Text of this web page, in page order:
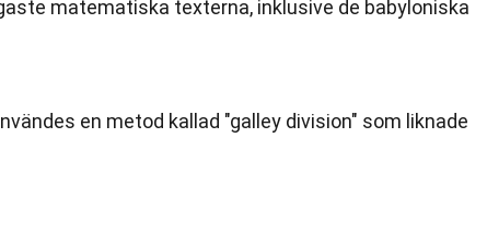
matematiska texterna, inklusive de babyloniska
en metod kallad "galley division" som liknade